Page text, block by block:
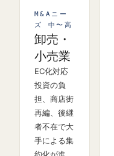
M&Aニー
ズ 中〜高
卸売・
小売業
EC化対応
投資の負
担、商店街
再編、後継
者不在で大
手による集